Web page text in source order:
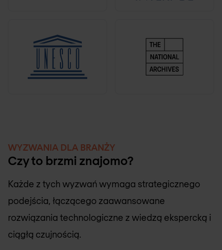
WYZWANIA DLA BRANŻY
Czy to brzmi znajomo?
Każde z tych wyzwań wymaga strategicznego
podejścia, łączącego zaawansowane
rozwiązania technologiczne z wiedzą ekspercką i
ciągłą czujnością.